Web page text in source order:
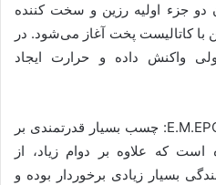
دو جزء اولیه رزین و سخت کننده
با کاتالیست پخت آغاز می‌شود. در
واکنش داده و حرارت ایجاد
چسب بتن اپوکسی E.M.EPOXY BOND: چسب بسیار قدرتمندی بر
که علاوه بر دوام زیاد، از
بسیار زیادی برخوردار بوده و